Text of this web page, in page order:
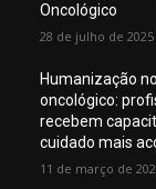
Oncológico
28 de julho de 2025
Humanização
oncológico:
recebem
cuidado mais
11 de março de